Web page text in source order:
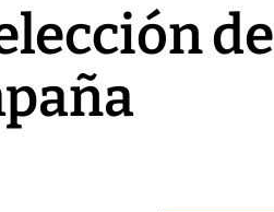
de